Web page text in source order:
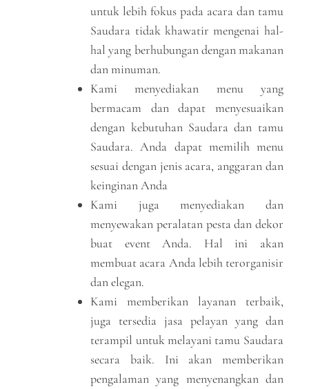
untuk lebih fokus pada acara dan tamu
Saudara tidak khawatir mengenai hal-
hal yang berhubungan dengan makanan
dan minuman.
Kami menyediakan menu yang
bermacam dan dapat menyesuaikan
dengan kebutuhan Saudara dan tamu
Saudara. Anda dapat memilih menu
sesuai dengan jenis acara, anggaran dan
keinginan Anda
Kami juga menyediakan dan
menyewakan peralatan pesta dan dekor
buat event Anda. Hal ini akan
membuat acara Anda lebih terorganisir
dan elegan.
Kami memberikan layanan terbaik,
juga tersedia jasa pelayan yang dan
terampil untuk melayani tamu Saudara
secara baik. Ini akan memberikan
pengalaman yang menyenangkan dan